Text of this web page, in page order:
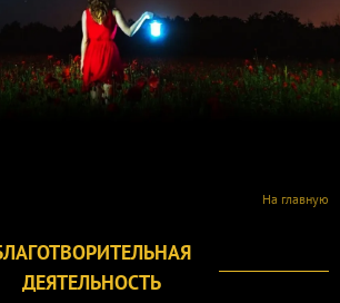
На главную
ДЕЯТЕЛЬНОСТЬ